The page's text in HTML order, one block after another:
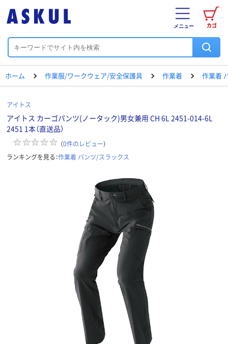
カゴ
メニュー
ホーム 作業服/ワークウェア/安全保護具 作業着 作業着
アイトス
アイトス カーゴパンツ(ノータック)男女兼用 CH 6L 2451-014-6L
2451 1本（直送品）
（0件のレビュー）
ランキングを見る：作業着 パンツ/スラックス